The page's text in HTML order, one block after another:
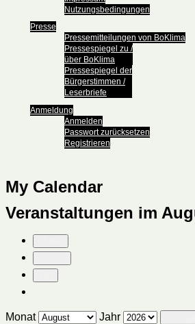
Nutzungsbedingungen
Presse
Pressemitteilungen von BoKlima
Pressespiegel zu /
über BoKlima
Pressespiegel der
Bürgerstimmen /
Leserbriefe
Anmeldung
Anmelden
Passwort zurücksetzen
Registrieren
My Calendar
Veranstaltungen im
Monat Jahr